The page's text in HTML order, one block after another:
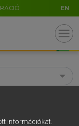
EN
menu
információkat.